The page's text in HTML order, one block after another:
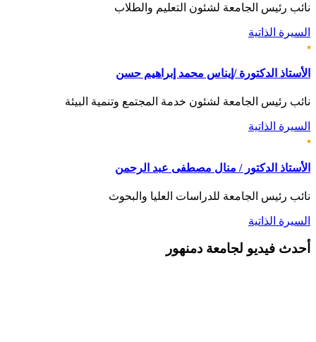
نائب رئيس الجامعة لشئون التعليم والطلاب
السيرة الذاتية
الأستاذ الدكتورة /إيناس محمد إبراهيم حسن
نائب رئيس الجامعة لشئون خدمة المجتمع وتنمية البيئة
السيرة الذاتية
الأستاذ الدكتور / منال مصطفى عبد الرحمن
نائب رئيس الجامعة للدراسات العليا والبحوث
السيرة الذاتية
أحدث فيديو لجامعة دمنهور